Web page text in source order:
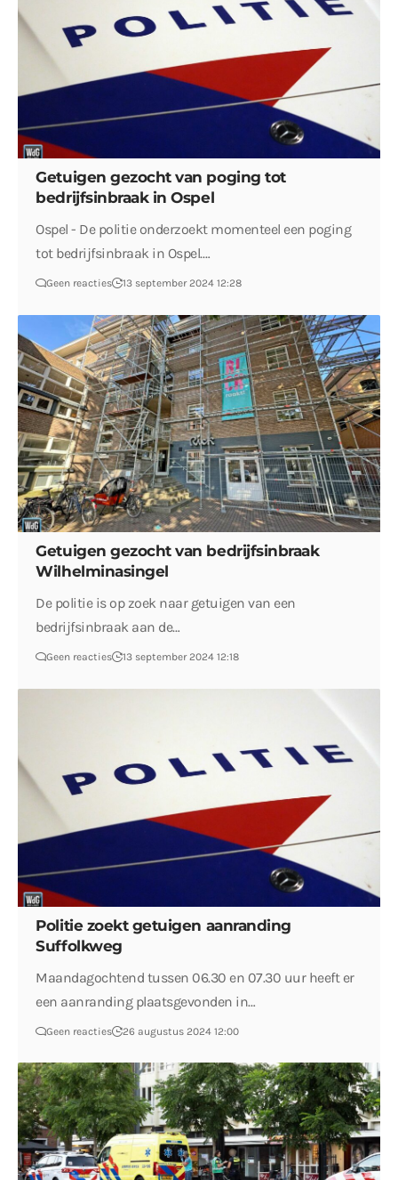
Getuigen gezocht van poging tot
bedrijfsinbraak in Ospel
Ospel - De politie onderzoekt momenteel een poging
tot bedrijfsinbraak in Ospel.…
Geen reacties 13 september 2024 12:28
Getuigen gezocht van bedrijfsinbraak
Wilhelminasingel
De politie is op zoek naar getuigen van een
bedrijfsinbraak aan de…
Geen reacties 13 september 2024 12:18
Politie zoekt getuigen aanranding
Suffolkweg
Maandagochtend tussen 06.30 en 07.30 uur heeft er
een aanranding plaatsgevonden in…
Geen reacties 26 augustus 2024 12:00